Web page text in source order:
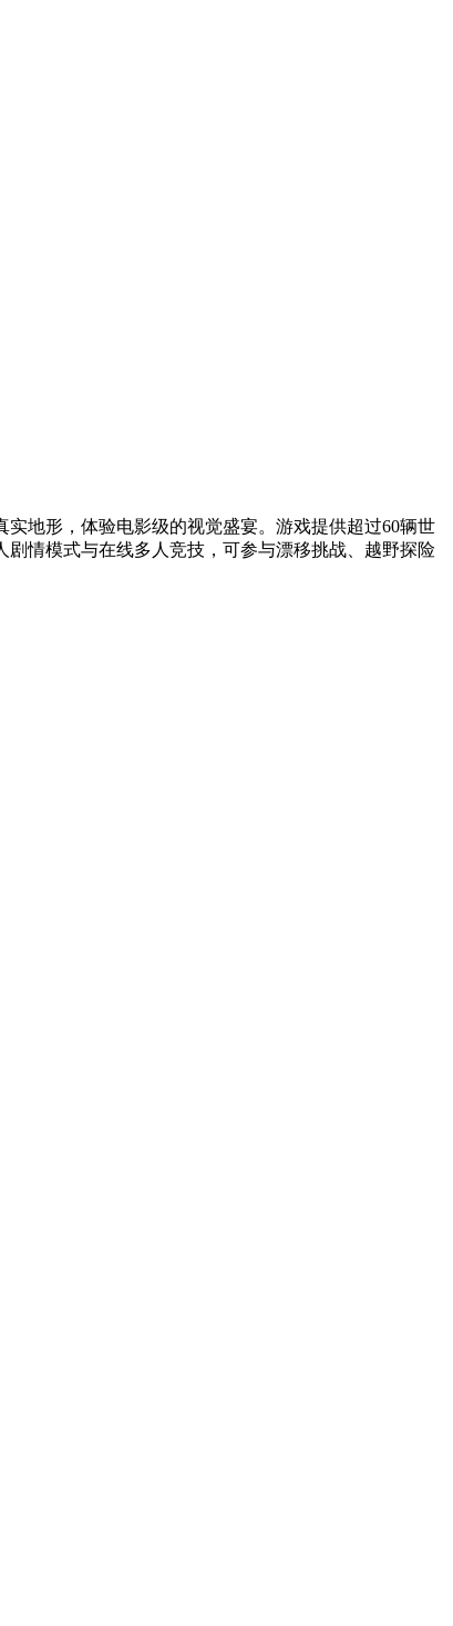
地形，体验电影级的视觉盛宴。游戏提供超过60辆世
情模式与在线多人竞技，可参与漂移挑战、越野探险